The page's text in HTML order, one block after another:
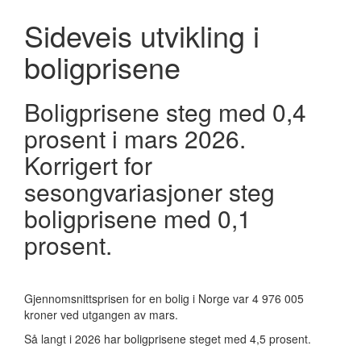
Sideveis utvikling i
boligprisene
Boligprisene steg med 0,4
prosent i mars 2026.
Korrigert for
sesongvariasjoner steg
boligprisene med 0,1
prosent.
Gjennomsnittsprisen for en bolig i Norge var 4 976 005
kroner ved utgangen av mars.
Så langt i 2026 har boligprisene steget med 4,5 prosent.